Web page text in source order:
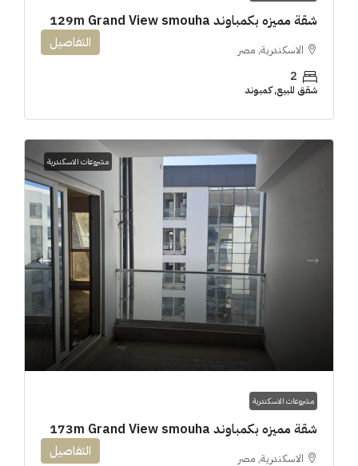
شقة مميزه بكمباوند 129m Grand View smouha
الاسكندرية, مصر
2
شقق للبيع, كمبوند
التفاصيل
مشروعات الاسكندرية
مشروعات الاسكندرية
شقة مميزه بكمباوند 173m Grand View smouha
الاسكندرية, مصر التفاصيل